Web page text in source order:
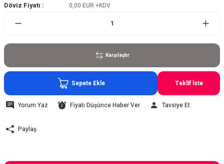
Döviz Fiyatı : 0,00 EUR +KDV
Karşılaştır
Sepete Ekle Teklif İste
Yorum Yaz Fiyatı Düşünce Haber Ver Tavsiye Et
Paylaş